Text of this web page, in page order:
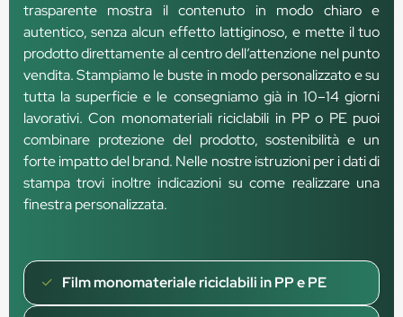
trasparente mostra il contenuto in modo chiaro e
autentico, senza alcun effetto lattiginoso, e mette il tuo
prodotto direttamente al centro dell’attenzione nel punto
vendita. Stampiamo le buste in modo personalizzato e su
tutta la superficie e le consegniamo già in 10–14 giorni
lavorativi. Con monomateriali riciclabili in PP o PE puoi
combinare protezione del prodotto, sostenibilità e un
forte impatto del brand. Nelle nostre istruzioni per i dati di
stampa trovi inoltre indicazioni su come realizzare una
finestra personalizzata.
Film monomateriale riciclabili in PP e PE